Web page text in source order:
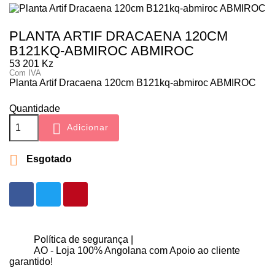
PLANTA ARTIF DRACAENA 120CM
B121KQ-ABMIROC ABMIROC
53 201 Kz
Com IVA
Planta Artif Dracaena 120cm B121kq-abmiroc ABMIROC
Quantidade
 Adicionar
 Esgotado
Política de segurança |
AO - Loja 100% Angolana com Apoio ao cliente
garantido!